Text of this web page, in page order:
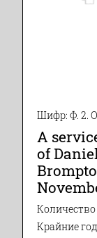
Шифр: Ф. 2.
A
of
Количество
Крайние